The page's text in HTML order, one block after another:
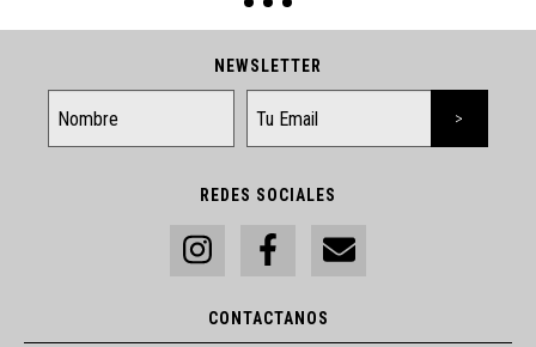
NEWSLETTER
REDES SOCIALES
CONTACTANOS